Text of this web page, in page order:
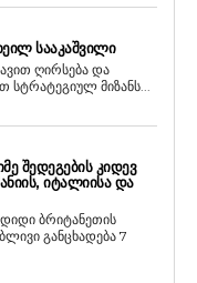
ᲡᲐᲐᲙᲐᲨᲕᲘᲚᲘ
ღირსება და
მიზანს...
ᲨᲔᲓᲔᲒᲔᲑᲘᲡ ᲙᲘᲓᲔᲕ
ᲘᲢᲐᲚᲘᲘᲡᲐ ᲓᲐ
ბრიტანეთის
განცხადება 7